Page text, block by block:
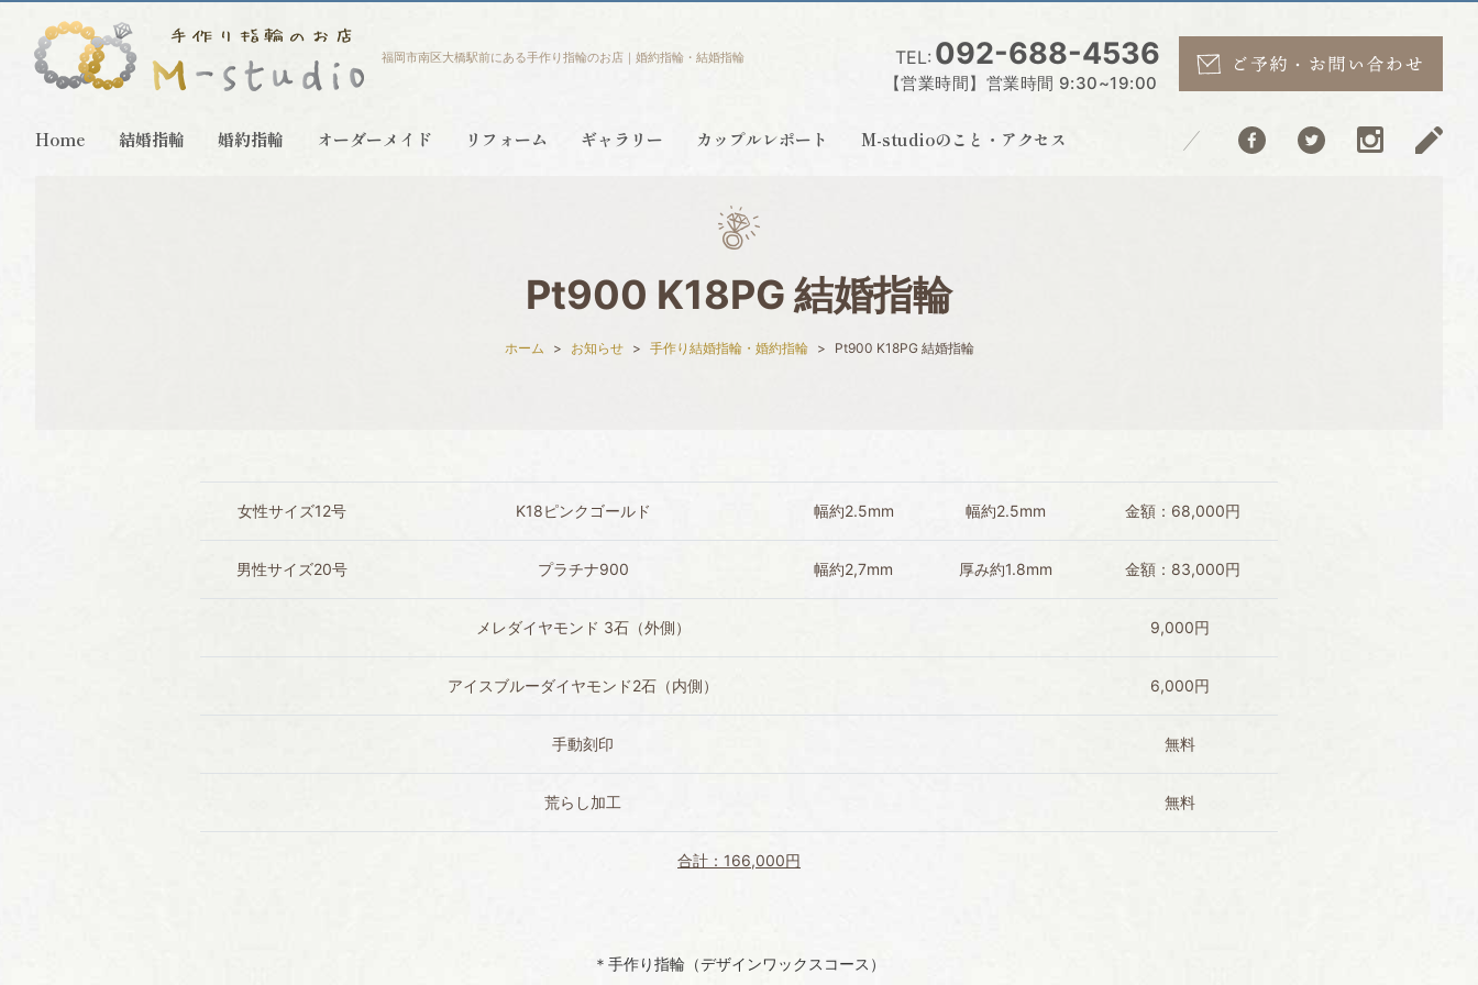
福岡市南区大橋駅前にある手作り指輪のお店｜婚約指輪・結婚指輪 TEL: 092-688-4536
【営業時間】営業時間 9:30~19:00
Home 結婚指輪 婚約指輪 オーダーメイド リフォーム ギャラリー カップルレポート M-studioのこと・アクセス
Pt900 K18PG 結婚指輪
ホーム お知らせ 手作り結婚指輪・婚約指輪 Pt900 K18PG 結婚指輪
女性サイズ12号 K18ピンクゴールド 幅約2.5mm 幅約2.5mm 金額：68,000円
男性サイズ20号 プラチナ900 幅約2,7mm 厚み約1.8mm 金額：83,000円
メレダイヤモンド 3石（外側） 9,000円
アイスブルーダイヤモンド2石（内側） 6,000円
手動刻印 無料
荒らし加工 無料
合計：166,000円
＊手作り指輪（デザインワックスコース）